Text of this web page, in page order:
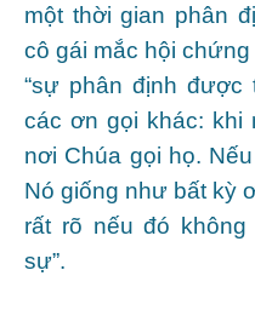
một thời gian phân
cô gái mắc hội
“sự phân định
các ơn gọi khác: khi
nơi Chúa gọi họ.
Nó giống như bất kỳ
rất rõ nếu đó
sự”.